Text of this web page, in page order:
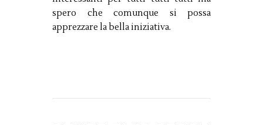
spero che comunque si possa
apprezzare la bella iniziativa.